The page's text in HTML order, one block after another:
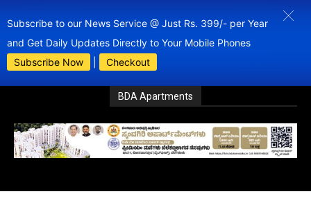
Subscribe to our News Service @ Just Rs. 399/- per Year
and Get Daily Updates Directly to Your Mobile Phones
Subscribe Now
Checkout
BDA Apartments